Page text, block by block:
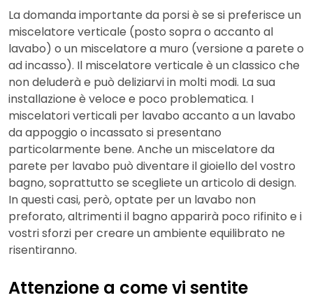
La domanda importante da porsi è se si preferisce un
miscelatore verticale (posto sopra o accanto al
lavabo) o un miscelatore a muro (versione a parete o
ad incasso). Il miscelatore verticale è un classico che
non deluderà e può deliziarvi in molti modi. La sua
installazione è veloce e poco problematica. I
miscelatori verticali per lavabo accanto a un lavabo
da appoggio o incassato si presentano
particolarmente bene. Anche un miscelatore da
parete per lavabo può diventare il gioiello del vostro
bagno, soprattutto se scegliete un articolo di design.
In questi casi, però, optate per un lavabo non
preforato, altrimenti il bagno apparirà poco rifinito e i
vostri sforzi per creare un ambiente equilibrato ne
risentiranno.
Attenzione a come vi sentite